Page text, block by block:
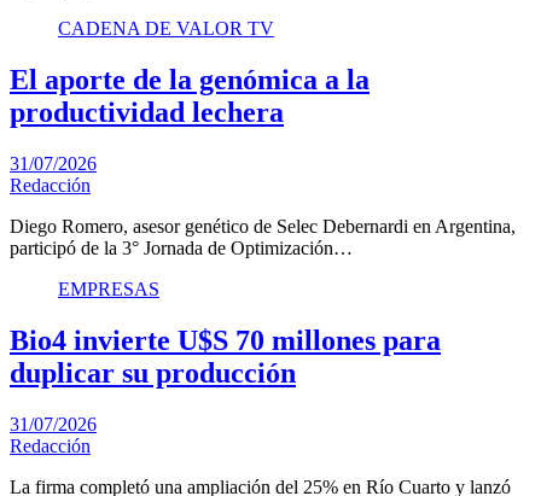
CADENA DE VALOR TV
El aporte de la genómica a la
productividad lechera
31/07/2026
Redacción
Diego Romero, asesor genético de Selec Debernardi en Argentina,
participó de la 3° Jornada de Optimización…
EMPRESAS
Bio4 invierte U$S 70 millones para
duplicar su producción
31/07/2026
Redacción
La firma completó una ampliación del 25% en Río Cuarto y lanzó